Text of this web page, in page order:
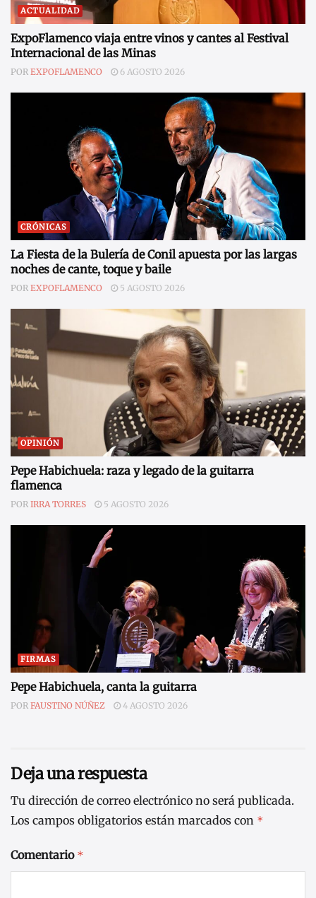
ACTUALIDAD
ExpoFlamenco viaja entre vinos y cantes al Festival
Internacional de las Minas
POR EXPOFLAMENCO 6 AGOSTO 2026
CRÓNICAS
La Fiesta de la Bulería de Conil apuesta por las largas
noches de cante, toque y baile
POR EXPOFLAMENCO 5 AGOSTO 2026
OPINIÓN
Pepe Habichuela: raza y legado de la guitarra
flamenca
POR IRRA TORRES 5 AGOSTO 2026
FIRMAS
Pepe Habichuela, canta la guitarra
POR FAUSTINO NÚÑEZ 4 AGOSTO 2026
Deja una respuesta
Tu dirección de correo electrónico no será publicada.
Los campos obligatorios están marcados con *
Comentario *